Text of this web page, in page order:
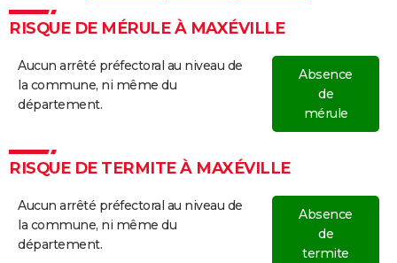
RISQUE DE MÉRULE À MAXÉVILLE
Aucun arrêté préfectoral au niveau de
la commune, ni même du
département.
Absence
de
mérule
RISQUE DE TERMITE À MAXÉVILLE
Aucun arrêté préfectoral au niveau de
la commune, ni même du
département.
Absence
de
termite